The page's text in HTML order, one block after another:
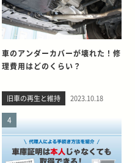
車のアンダーカバーが壊れた！修
理費用はどのくらい？
旧車の再生と維持 2023.10.18
4